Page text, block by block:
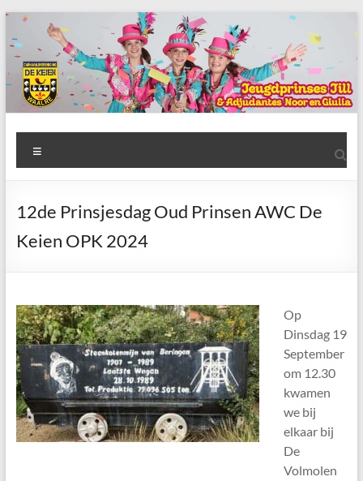
Ga
naar
de
inhoud
AWC
de
Keien
Algemene
Waalrese
Keien
12de Prinsjesdag Oud Prinsen AWC De
Keien OPK 2024
Op
Dinsdag 19
September
om 12.30
kwamen
we bij
elkaar bij
De
Volmolen